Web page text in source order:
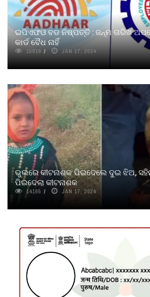
ଇପିଏଫଓ ବଡ ନିଷ୍ପତ୍ତି : ଜନ୍ମ ତାରିଖ
କାର୍ଡ ବୈଧ ନାହିଁ
15919 JAN 17, 2024
ଭୁଲରେ କୀଟନାଶକ ପିଇଦେଲେ ଦୁଇ ଝିଅ,
ପିଇଦେଲା କୀଟନାଶକ
14165 JAN 17, 2024